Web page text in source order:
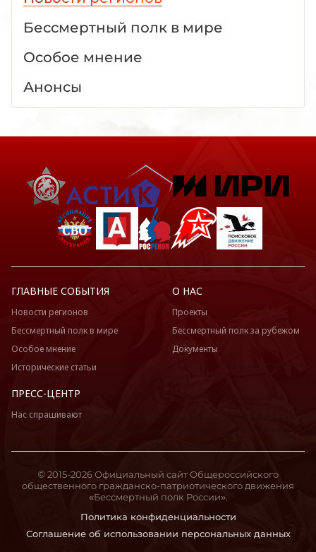
Бессмертный полк в мире
Особое мнение
Анонсы
ГЛАВНЫЕ СОБЫТИЯ
Новости регионов
Бессмертный полк в мире
Особое мнение
Исторические статьи
О НАС
Проекты
Бессмертный полк за рубежом
Документы
ПРЕСС-ЦЕНТР
Нас спрашивают
Политика конфиденциальности
Соглашение об использовании персональных данных
© 2015-2026 Официальный сайт Общероссийского
общественного гражданско-патриотического движения
«Бессмертный полк России».